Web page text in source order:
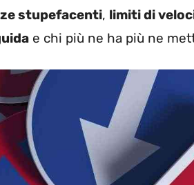
stupefacenti, limiti di
e chi più ne ha più ne